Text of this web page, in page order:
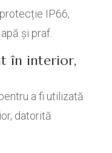
IP66,
și praf.
în interior,
a fi utilizată
datorită